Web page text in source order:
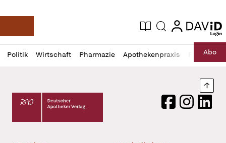
Deutsche Apotheker Zeitung
Aktuelle Ausgabe
Suche login
login
Politik Wirtschaft Pharmazie Apothekenpraxis RechtAbo
Profil
öffnen
Daz
Pur
Deutscher Apotheker Verlag Logo
FacebookInstagram